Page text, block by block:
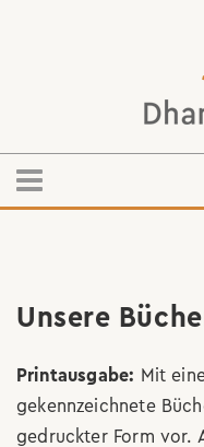
Unsere
Printausgabe: Mit
gekennzeichnete
gedruckter Form vor.